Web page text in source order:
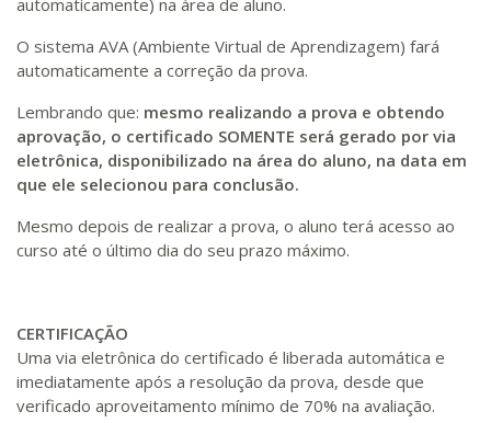
automaticamente) na área de aluno.
O sistema AVA (Ambiente Virtual de Aprendizagem) fará
automaticamente a correção da prova.
Lembrando que: mesmo realizando a prova e obtendo
aprovação, o certificado SOMENTE será gerado por via
eletrônica, disponibilizado na área do aluno, na data em
que ele selecionou para conclusão.
Mesmo depois de realizar a prova, o aluno terá acesso ao
curso até o último dia do seu prazo máximo.
CERTIFICAÇÃO
Uma via eletrônica do certificado é liberada automática e
imediatamente após a resolução da prova, desde que
verificado aproveitamento mínimo de 70% na avaliação.